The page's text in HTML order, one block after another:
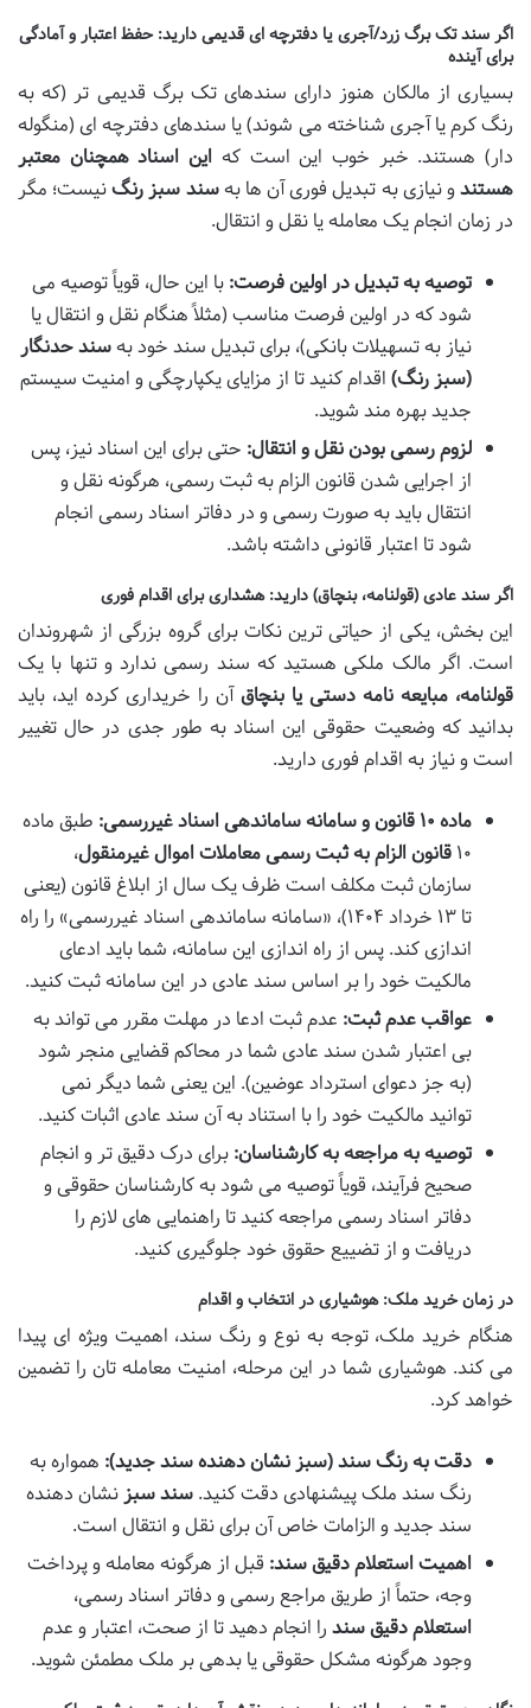
اگر سند تک برگ زرد/آجری یا دفترچه ای قدیمی دارید: حفظ اعتبار و آمادگی
برای آینده
بسیاری از مالکان هنوز دارای سندهای تک برگ قدیمی تر (که به
رنگ کرم یا آجری شناخته می شوند) یا سندهای دفترچه ای (منگوله
دار) هستند. خبر خوب این است که این اسناد همچنان معتبر
هستندو نیازی به تبدیل فوری آن ها بهسند سبز رنگنیست؛ مگر
در زمان انجام یک معامله یا نقل و انتقال.
توصیه به تبدیل در اولین فرصت: با این حال، قویاً توصیه می
شود که در اولین فرصت مناسب (مثلاً هنگام نقل و انتقال یا
نیاز به تسهیلات بانکی)، برای تبدیل سند خود بهسند حدنگار
(سبز رنگ) اقدام کنید تا از مزایای یکپارچگی و امنیت سیستم
جدید بهره مند شوید.
لزوم رسمی بودن نقل و انتقال: حتی برای این اسناد نیز، پس
از اجرایی شدن قانون الزام به ثبت رسمی، هرگونه نقل و
انتقال باید به صورت رسمی و در دفاتر اسناد رسمی انجام
شود تا اعتبار قانونی داشته باشد.
اگر سند عادی (قولنامه، بنچاق) دارید: هشداری برای اقدام فوری
این بخش، یکی از حیاتی ترین نکات برای گروه بزرگی از شهروندان
است. اگر مالک ملکی هستید که سند رسمی ندارد و تنها با یک
قولنامه، مبایعه نامه دستی یا بنچاق آن را خریداری کرده اید، باید
بدانید که وضعیت حقوقی این اسناد به طور جدی در حال تغییر
است و نیاز به اقدام فوری دارید.
ماده ۱۰ قانون و سامانه ساماندهی اسناد غیررسمی:
طبق ماده
۱۰ قانون الزام به ثبت رسمی معاملات اموال غیرمنقول،
سازمان ثبت مکلف است ظرف یک سال از ابلاغ قانون (یعنی
تا ۱۳ خرداد ۱۴۰۴)، «سامانه ساماندهی اسناد غیررسمی» را راه
اندازی کند. پس از راه اندازی این سامانه، شما باید ادعای
مالکیت خود را بر اساس سند عادی در این سامانه ثبت کنید.
عواقب عدم ثبت: عدم ثبت ادعا در مهلت مقرر می تواند به
بی اعتبار شدن سند عادی شما در محاکم قضایی منجر شود
(به جز دعوای استرداد عوضین). این یعنی شما دیگر نمی
توانید مالکیت خود را با استناد به آن سند عادی اثبات کنید.
توصیه به مراجعه به کارشناسان: برای درک دقیق تر و انجام
صحیح فرآیند، قویاً توصیه می شود به کارشناسان حقوقی و
دفاتر اسناد رسمی مراجعه کنید تا راهنمایی های لازم را
دریافت و از تضییع حقوق خود جلوگیری کنید.
در زمان خرید ملک: هوشیاری در انتخاب و اقدام
هنگام خرید ملک، توجه به نوع و رنگ سند، اهمیت ویژه ای پیدا
می کند. هوشیاری شما در این مرحله، امنیت معامله تان را تضمین
خواهد کرد.
دقت به رنگ سند (سبز نشان دهنده سند جدید): همواره به
رنگ سند ملک پیشنهادی دقت کنید. سند سبز نشان دهنده
سند جدید و الزامات خاص آن برای نقل و انتقال است.
اهمیت استعلام دقیق سند: قبل از هرگونه معامله و پرداخت
وجه، حتماً از طریق مراجع رسمی و دفاتر اسناد رسمی،
استعلام دقیق سند را انجام دهید تا از صحت، اعتبار و عدم
وجود هرگونه مشکل حقوقی یا بدهی بر ملک مطمئن شوید.